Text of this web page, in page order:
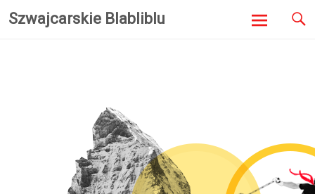
Szwajcarskie Blabliblu